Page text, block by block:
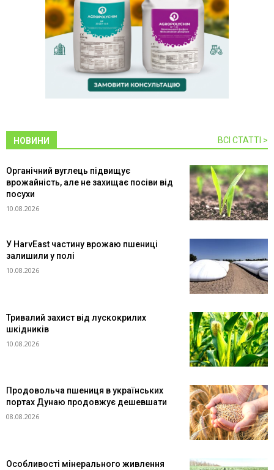
НОВИНИ ВСІ СТАТТІ >
Органічний вуглець підвищує
врожайність, але не захищає посіви від
посухи
10.08.2026
У HarvEast частину врожаю пшениці
залишили у полі
10.08.2026
Тривалий захист від лускокрилих
шкідників
10.08.2026
Продовольча пшениця в українських
портах Дунаю продовжує дешевшати
08.08.2026
Особливості мінерального живлення